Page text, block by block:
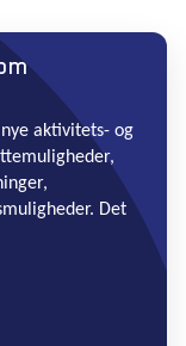
aktivitets- og
Det